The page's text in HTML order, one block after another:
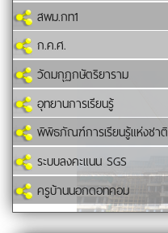
สพม.กท1
ก.ค.ศ.
วัดมกุฏกษัตริยาราม
อุทยานการเรียนรู้
พิพิธภัณฑ์การเรียนรู้แห่งชาติ
ระบบลงคะแนน SGS
ครูบ้านนอกดอทคอม